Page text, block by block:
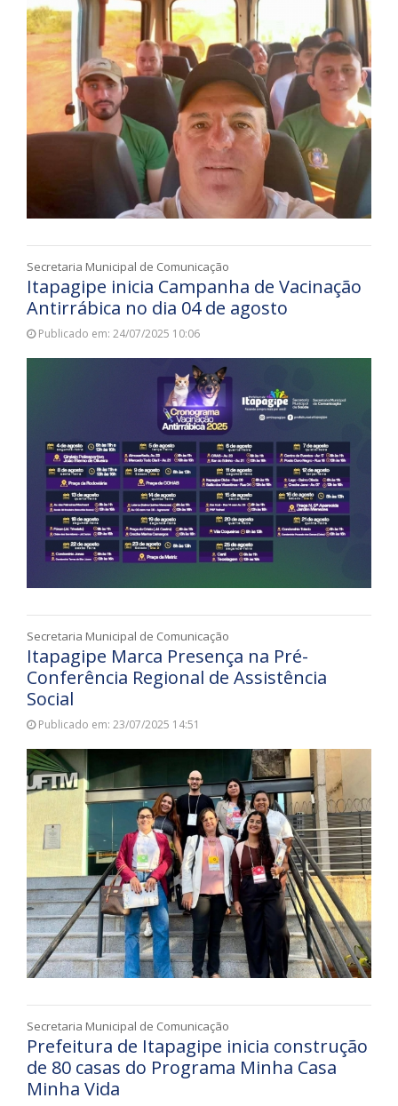
Secretaria Municipal de Comunicação
Itapagipe inicia Campanha de Vacinação
Antirrábica no dia 04 de agosto
Publicado em: 24/07/2025 10:06
Secretaria Municipal de Comunicação
Itapagipe Marca Presença na Pré-
Conferência Regional de Assistência
Social
Publicado em: 23/07/2025 14:51
Secretaria Municipal de Comunicação
Prefeitura de Itapagipe inicia construção
de 80 casas do Programa Minha Casa
Minha Vida